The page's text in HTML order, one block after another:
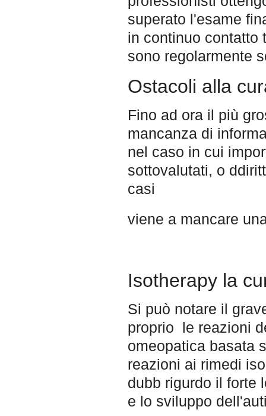
superato l'esame
in continuo contatto
sono regolarmente
Ostacoli alla
Fino ad ora il più
mancanza di
nel caso in cui
sottovalutati, o
casi
viene a mancare
Isotherapy la
Si può notare il
proprio le reazioni
omeopatica basata
reazioni ai rimedi
dubb rigurdo il forte
e lo sviluppo